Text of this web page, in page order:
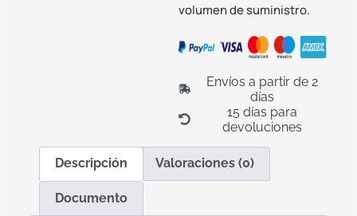
volumen de suministro.
Envíos a partir de 2
días
15 días para
devoluciones
Descripción Valoraciones (0)
Documento